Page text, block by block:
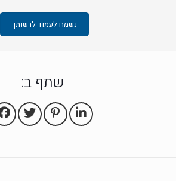
נשמח לעמוד לרשותך
שתף ב: